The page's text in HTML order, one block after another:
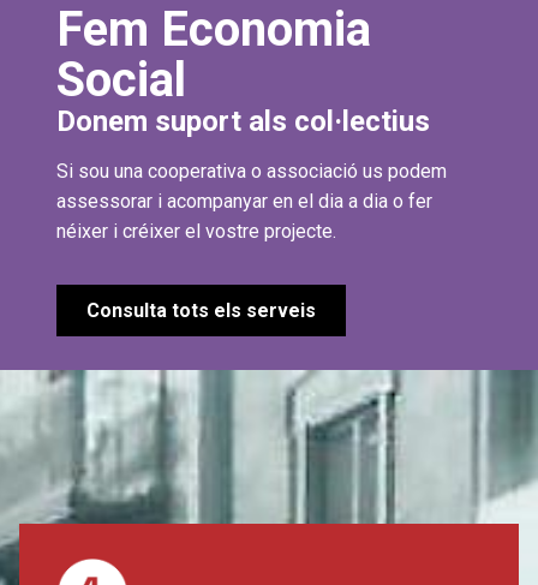
Fem Economia
Social
Donem suport als col·lectius
Si sou una cooperativa o associació us podem
assessorar i acompanyar en el dia a dia o fer
néixer i créixer el vostre projecte.
Consulta tots els serveis